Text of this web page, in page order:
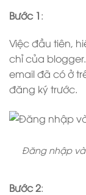
Bước 1:
Việc đầu tiên,
chỉ của
email đã có ở
đăng ký trước.
Đăng nhập
Bước 2: